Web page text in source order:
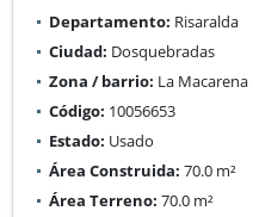
Departamento: Risaralda
Ciudad: Dosquebradas
Zona / barrio: La Macarena
Código: 10056653
Estado: Usado
Área Construida: 70.0 m²
Área Terreno: 70.0 m²